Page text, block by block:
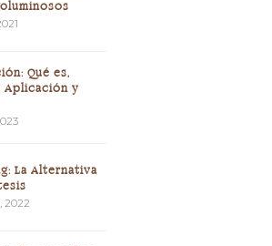
Qué es,
Aplicación y
La Alternativa
2022